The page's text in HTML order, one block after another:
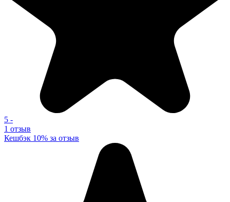
5 -
1 отзыв
Кешбэк 10% за отзыв